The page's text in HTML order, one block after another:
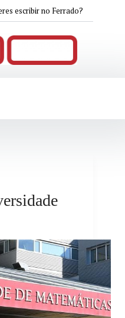
escribir no Ferrado?